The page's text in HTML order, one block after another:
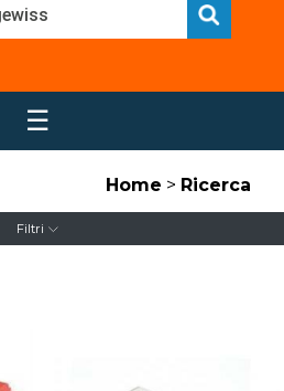
☰
Home > Ricerca
Filtri